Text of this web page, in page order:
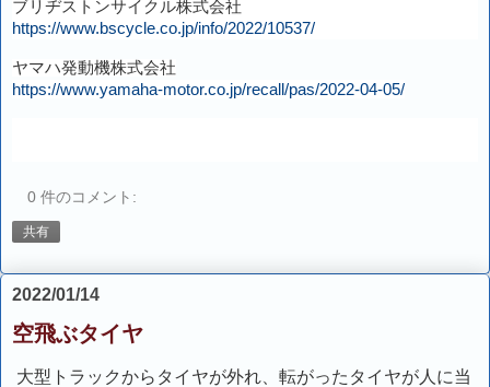
ブリヂストンサイクル株式会社
https://www.bscycle.co.jp/info/2022/10537/
ヤマハ発動機株式会社
https://www.yamaha-motor.co.jp/recall/pas/2022-04-05/
0 件のコメント:
共有
2022/01/14
空飛ぶタイヤ
大型トラックからタイヤが外れ、転がったタイヤが人に当